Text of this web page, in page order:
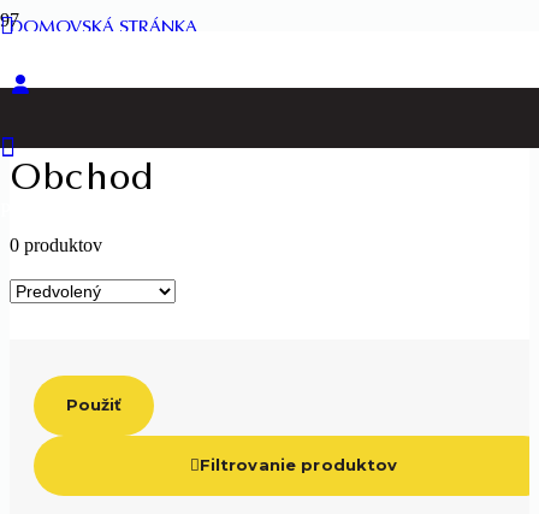
DOMOVSKÁ STRÁNKA
Obchod
0 produktov
Použiť
Filtrovanie produktov